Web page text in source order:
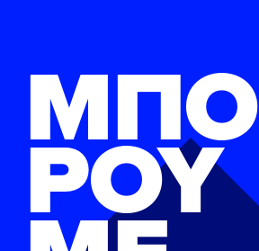
ΜΠΟ
ΡΟΥ